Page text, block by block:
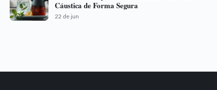
Cáustica de Forma Segura
22 de jun